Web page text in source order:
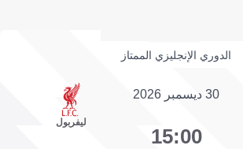
الدوري الإنجليزي الممتاز
30 ديسمبر 2026
15:00
ليفربول